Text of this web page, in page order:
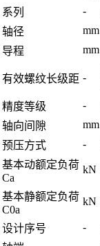
系列 -
轴径
mm
导程
mm
有效螺纹长级距 -
精度等级
-
轴向间隙
mm
预压方式
-
基本动额定负荷
Ca
kN
基本静额定负荷
C0a
kN
设计序号 -